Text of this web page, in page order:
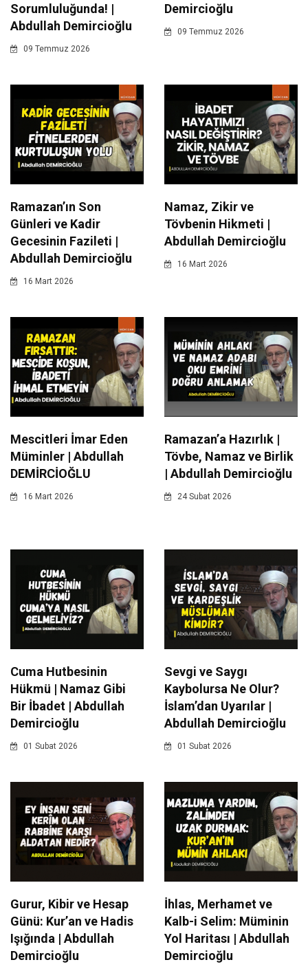
Sorumluluğunda! |
Abdullah Demircioğlu
09 Temmuz 2026
Demircioğlu
09 Temmuz 2026
Ramazan’ın Son
Günleri ve Kadir
Gecesinin Fazileti |
Abdullah Demircioğlu
16 Mart 2026
Namaz, Zikir ve
Tövbenin Hikmeti |
Abdullah Demircioğlu
16 Mart 2026
Mescitleri İmar Eden
Müminler | Abdullah
DEMİRCİOĞLU
16 Mart 2026
Ramazan’a Hazırlık |
Tövbe, Namaz ve Birlik
| Abdullah Demircioğlu
24 Subat 2026
Cuma Hutbesinin
Hükmü | Namaz Gibi
Bir İbadet | Abdullah
Demircioğlu
01 Subat 2026
Sevgi ve Saygı
Kaybolursa Ne Olur?
İslam’dan Uyarılar |
Abdullah Demircioğlu
01 Subat 2026
Gurur, Kibir ve Hesap
Günü: Kur’an ve Hadis
Işığında | Abdullah
Demircioğlu
İhlas, Merhamet ve
Kalb-i Selim: Müminin
Yol Haritası | Abdullah
Demircioğlu